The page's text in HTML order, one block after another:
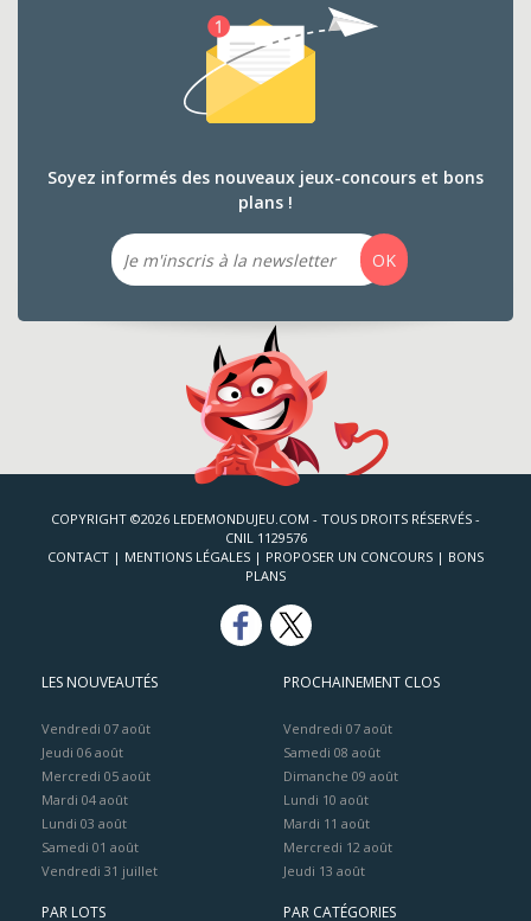
Soyez informés des nouveaux jeux-concours et bons
plans !
Email
OK
COPYRIGHT ©2026 LEDEMONDUJEU.COM - TOUS DROITS RÉSERVÉS -
CNIL 1129576
CONTACT | MENTIONS LÉGALES | PROPOSER UN CONCOURS | BONS
PLANS
LES NOUVEAUTÉS
Vendredi 07 août
Jeudi 06 août
Mercredi 05 août
Mardi 04 août
Lundi 03 août
Samedi 01 août
Vendredi 31 juillet
PROCHAINEMENT CLOS
Vendredi 07 août
Samedi 08 août
Dimanche 09 août
Lundi 10 août
Mardi 11 août
Mercredi 12 août
Jeudi 13 août
PAR LOTS PAR CATÉGORIES